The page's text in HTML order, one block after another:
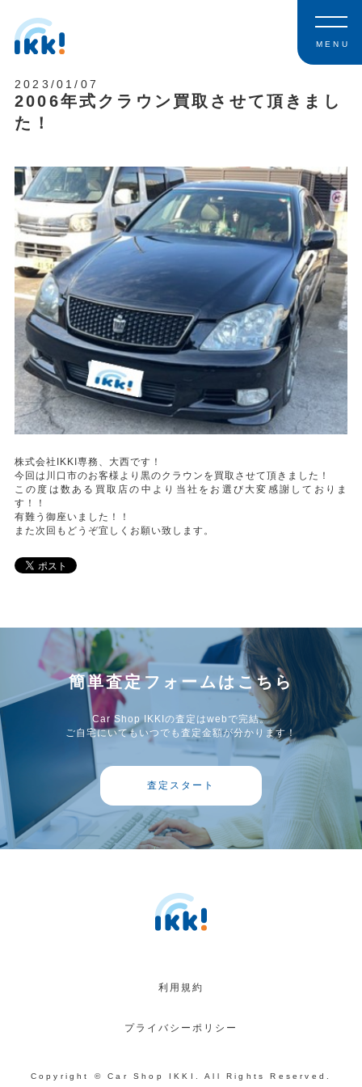
MENU
2023/01/07
2006年式クラウン買取させて頂きまし
た！
株式会社IKKI専務、大西です！
今回は川口市のお客様より黒のクラウンを買取させて頂きました！
この度は数ある買取店の中より当社をお選び大変感謝しておりま
す！！
有難う御座いました！！
また次回もどうぞ宜しくお願い致します。
簡単査定フォームはこちら
Car Shop IKKIの査定はwebで完結。
ご自宅にいてもいつでも査定金額が分かります！
査定スタート
利用規約
プライバシーポリシー
Copyright © Car Shop IKKI. All Rights Reserved.